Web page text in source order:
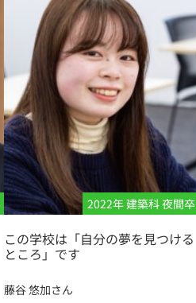
2022年 建築科 夜間卒
この学校は「自分の夢を見つける
ところ」です
藤谷 悠加さん